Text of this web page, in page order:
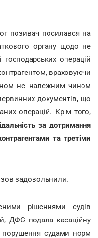
позивач посилався на
органу щодо не
господарських операцій
враховуючи
не належним чином
документів, що
операцій. Крім того,
за дотримання
та третіми
задовольнили.
рішеннями судів
ДФС подала касаційну
порушення судами норм